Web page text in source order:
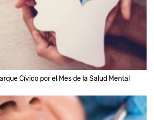
Cívico por el Mes de la Salud Mental